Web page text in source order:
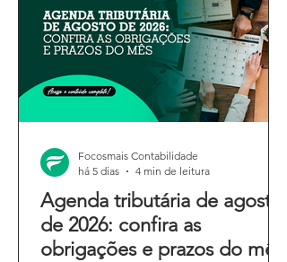
Agenda tributária de agosto
de 2026: confira as
obrigações e prazos do mês
Focosmais Contabilidade
há 5 dias
4 min de leitura